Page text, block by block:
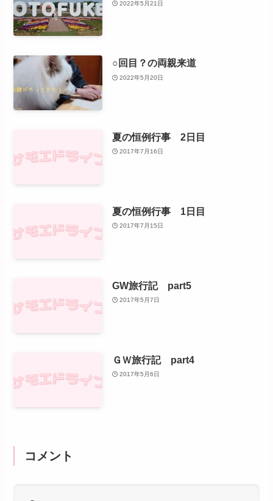
2022年5月21日
○回目？の両親来道
2022年5月20日
夏の恒例行事 2日目
2017年7月16日
夏の恒例行事 1日目
2017年7月15日
GW旅行記 part5
2017年5月7日
ＧＷ旅行記 part4
2017年5月6日
コメント